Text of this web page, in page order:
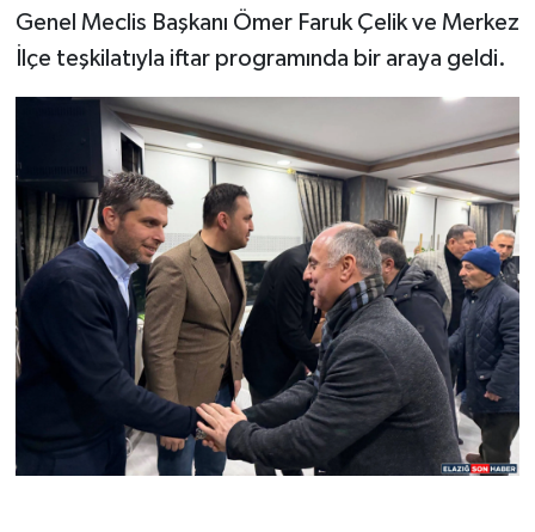
Genel Meclis Başkanı Ömer Faruk Çelik ve Merkez
İlçe teşkilatıyla iftar programında bir araya geldi.